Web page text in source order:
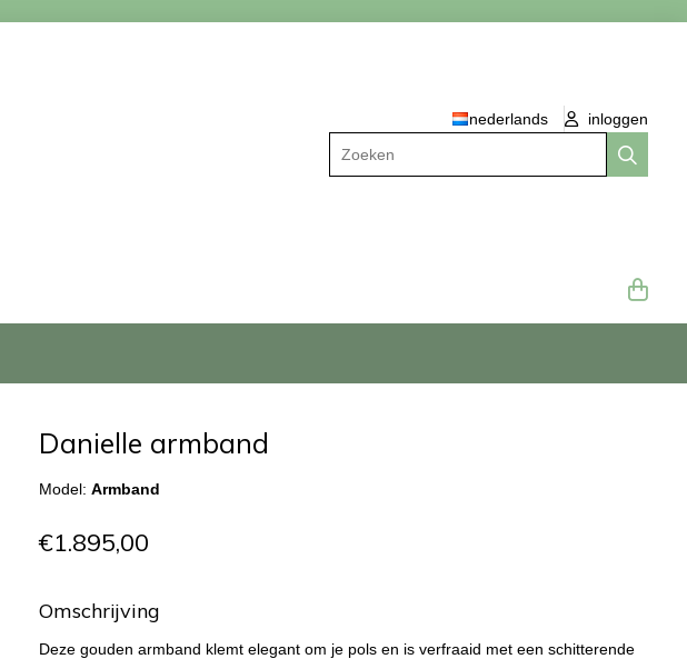
nederlands
inloggen
Zoeken
Danielle armband
Model:Armband
€1.895,00
Omschrijving
Deze gouden armband klemt elegant om je pols en is verfraaid met een schitterende